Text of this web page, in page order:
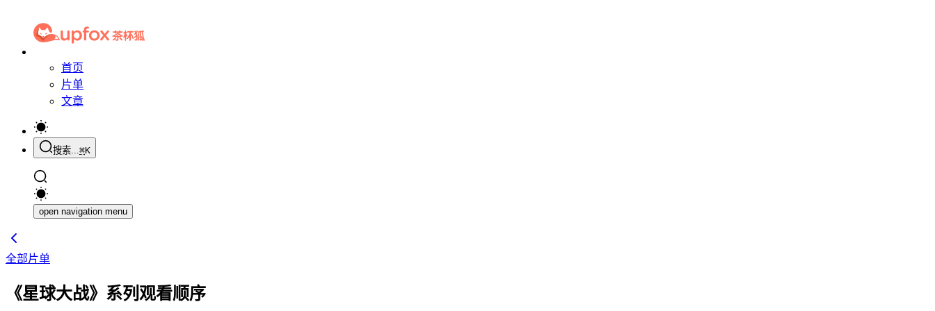
首页
片单
文章
搜索...⌘K
open navigation menu
全部片单
《星球大战》系列观看顺序